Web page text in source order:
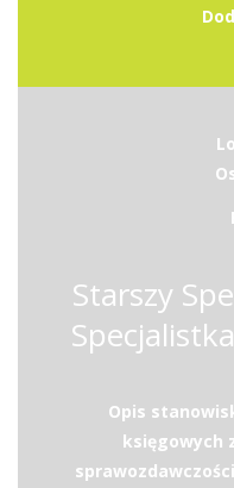
Starszy
Opis
księgowych